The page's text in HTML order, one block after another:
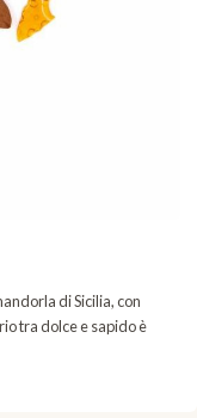
di Sicilia, con
tra dolce e sapido è